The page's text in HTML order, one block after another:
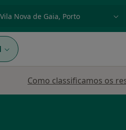
Como classificamos os